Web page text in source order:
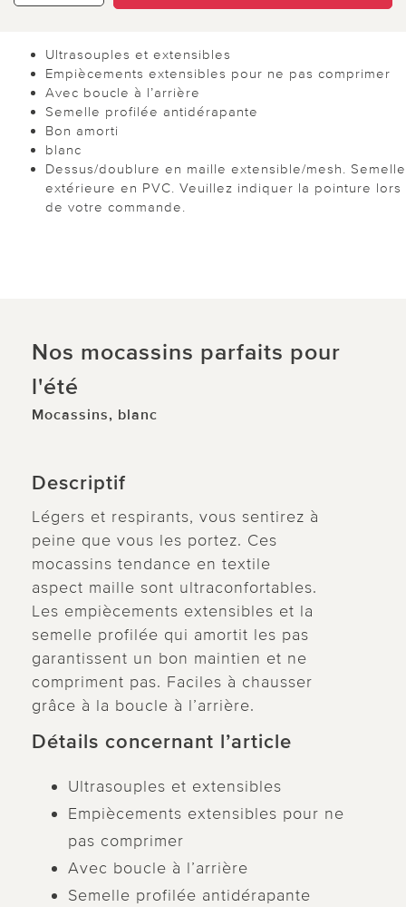
Ultrasouples et extensibles
Empiècements extensibles pour ne pas comprimer
Avec boucle à l’arrière
Semelle profilée antidérapante
Bon amorti
blanc
Dessus/doublure en maille extensible/mesh. Semelle
extérieure en PVC. Veuillez indiquer la pointure lors
de votre commande.
Nos mocassins parfaits pour
l'été
Mocassins, blanc
Descriptif
Légers et respirants, vous sentirez à
peine que vous les portez. Ces
mocassins tendance en textile
aspect maille sont ultraconfortables.
Les empiècements extensibles et la
semelle profilée qui amortit les pas
garantissent un bon maintien et ne
compriment pas. Faciles à chausser
grâce à la boucle à l’arrière.
Détails concernant l’article
Ultrasouples et extensibles
Empiècements extensibles pour ne
pas comprimer
Avec boucle à l’arrière
Semelle profilée antidérapante